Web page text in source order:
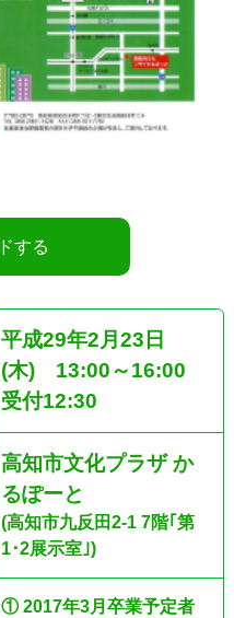
平成29年2月23日
(木) 13:00～16:00
受付12:30
高知市文化プラザ か
るぽーと
(高知市九反田2-1 7階｢第
1･2展示室｣)
① 2017年3月卒業予定者